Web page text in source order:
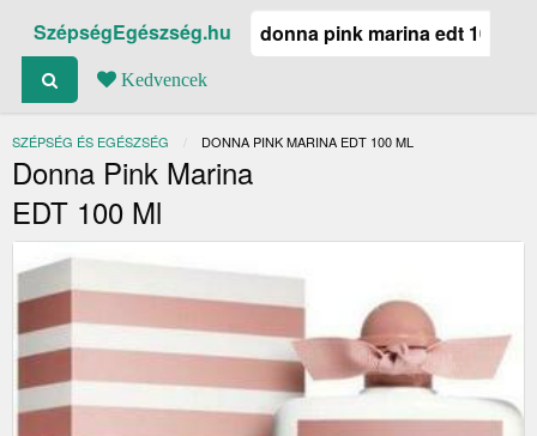
SzépségEgészség.hu
Kedvencek
SZÉPSÉG ÉS EGÉSZSÉG JELENLEGI:
DONNA PINK MARINA EDT 100 ML
Donna Pink Marina
EDT 100 Ml